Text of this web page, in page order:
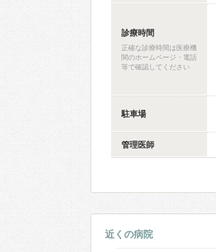
診療時間
正確な診療時間は医療機
関のホームページ・電話
等で確認してください
駐車場
管理医師
近くの病院